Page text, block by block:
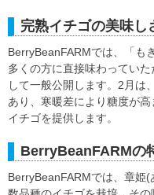
完熟イチゴの美味し
BerryBeanFARMでは、「も
多くの方に直接味わってい
して一般公開します。2月は
あり、寒暖差により糖度が
イチゴを提供します。
BerryBeanFARMの
BerryBeanFARMでは、章姫